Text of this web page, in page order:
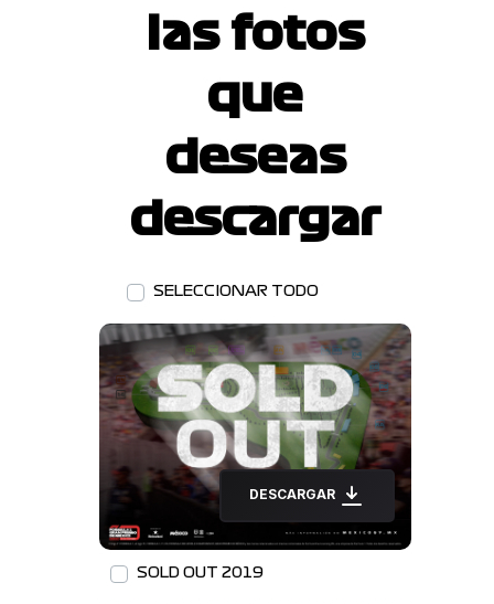
las fotos
que
deseas
descargar
SELECCIONAR TODO
DESCARGAR
SOLD OUT 2019